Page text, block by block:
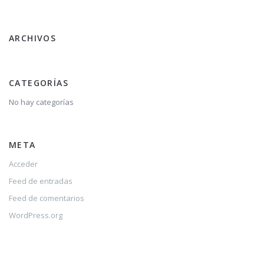
ARCHIVOS
CATEGORÍAS
No hay categorías
META
Acceder
Feed de entradas
Feed de comentarios
WordPress.org